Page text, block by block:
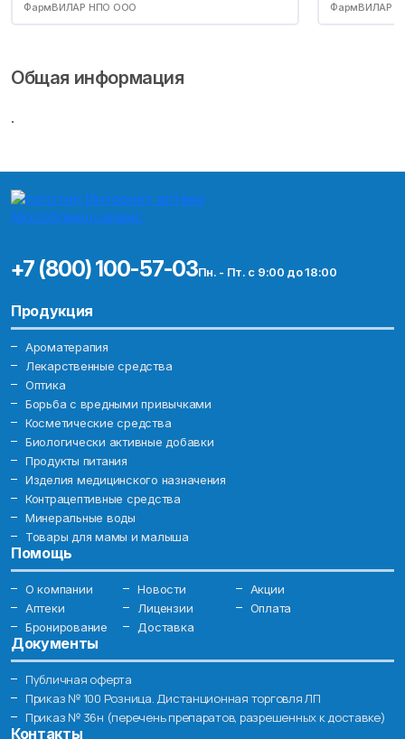
ФармВИЛАР НПО ООО ФармВИЛАР
Общая информация
.
+7 (800) 100-57-03Пн. - Пт. с 9:00 до 18:00
Продукция
Ароматерапия
Лекарственные средства
Оптика
Борьба с вредными привычками
Косметические средства
Биологически активные добавки
Продукты питания
Изделия медицинского назначения
Контрацептивные средства
Минеральные воды
Товары для мамы и малыша
Помощь
О компании Новости
Акции
Аптеки
Лицензии
Оплата
Бронирование
Доставка
Документы
Публичная оферта
Приказ № 100 Розница. Дистанционная торговля ЛП
Приказ № 36н (перечень препаратов, разрешенных к доставке)
Контакты